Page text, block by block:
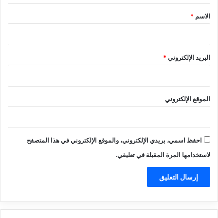
*
الاسم *
البريد الإلكتروني*
الموقع الإلكتروني
احفظ اسمي، بريدي الإلكتروني، والموقع الإلكتروني في هذا المتصفح
لاستخدامها المرة المقبلة في تعليقي.